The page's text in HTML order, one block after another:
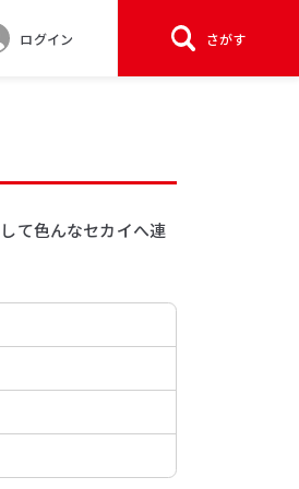
ログイン さがす
て色んなセカイへ連